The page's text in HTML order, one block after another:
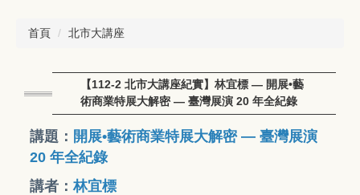
首頁 北市大講座
【112-2 北市大講座紀實】林宜標 — 開展•藝
術商業特展大解密 — 臺灣展演 20 年全紀錄
講題： 開展•藝術商業特展大解密 — 臺灣展演
20 年全紀錄
講者：林宜標